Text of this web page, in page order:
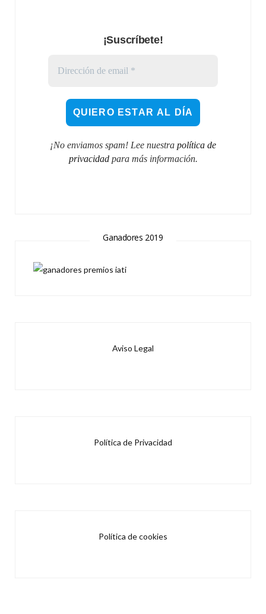
¡Suscríbete!
¡No enviamos spam! Lee nuestra política de
privacidadpara más información.
Ganadores 2019
Aviso Legal
Política de Privacidad
Política de cookies